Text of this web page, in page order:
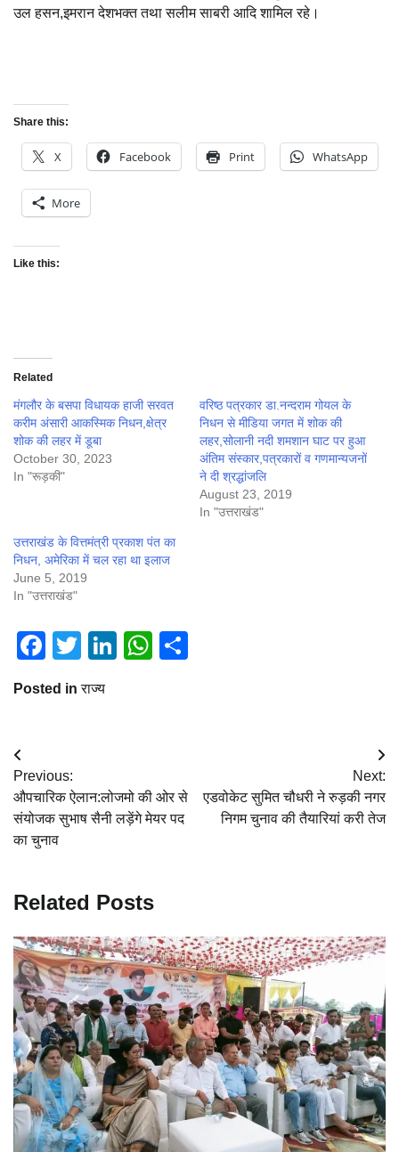
उल हसन,इमरान देशभक्त तथा सलीम साबरी आदि शामिल रहे।
Share this:
X Facebook Print WhatsApp
More
Like this:
Related
मंगलौर के बसपा विधायक हाजी सरवत
करीम अंसारी आकस्मिक निधन,क्षेत्र
शोक की लहर में डूबा
October 30, 2023
In "रूड़की"
वरिष्ठ पत्रकार डा.नन्दराम गोयल के
निधन से मीडिया जगत में शोक की
लहर,सोलानी नदी शमशान घाट पर हुआ
अंतिम संस्कार,पत्रकारों व गणमान्यजनों
ने दी श्रद्धांजलि
August 23, 2019
In "उत्तराखंड"
उत्तराखंड के वित्तमंत्री प्रकाश पंत का
निधन, अमेरिका में चल रहा था इलाज
June 5, 2019
In "उत्तराखंड"
Facebook
TwitterLinkedIn
WhatsApp
Posted inराज्य
Post
navigation
Previous:
औपचारिक ऐलान:लोजमो की ओर से
संयोजक सुभाष सैनी लड़ेंगे मेयर पद
का चुनाव
Next:
एडवोकेट सुमित चौधरी ने रुड़की नगर
निगम चुनाव की तैयारियां करी तेज
Related Posts